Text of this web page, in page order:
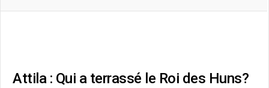
Attila : Qui a terrassé le Roi des Huns?